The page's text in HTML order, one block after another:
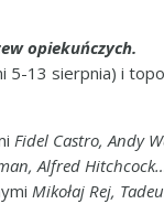
opiekuńczych.
5-13 sierpnia) i
Fidel Castro, Andy
Alfred
Mikołaj Rej,